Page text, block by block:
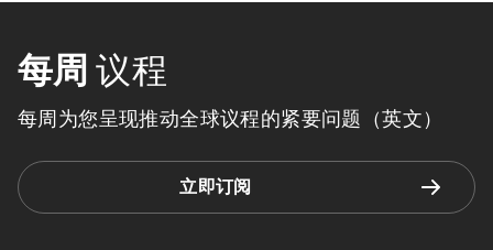
每周 议程
每周为您呈现推动全球议程的紧要问题（英文）
立即订阅